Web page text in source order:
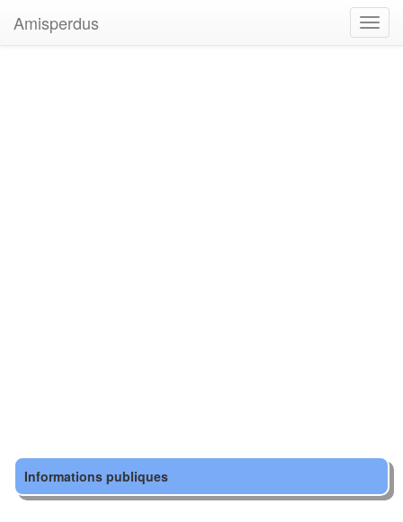
Amisperdus
Informations publiques